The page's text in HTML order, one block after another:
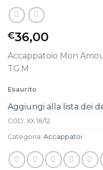
€36,00
Accappatoio Mon
TG.M
Esaurito
Aggiungi alla lista dei
COD: XX 18/12
Categoria: Accappatoi